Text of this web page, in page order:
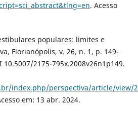
. Acesso
populares: limites e
Florianópolis, v. 26, n. 1, p. 149-
2175-795x.2008v26n1p149.
index.php/perspectiva/article/view/
em: 13 abr. 2024.